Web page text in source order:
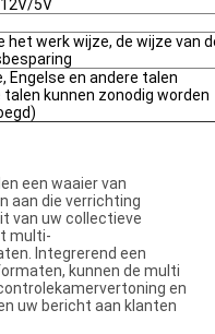
5V
het werk wijze, de wijze van
Engelse en andere talen
talen kunnen zonodig worden
een waaier van
aan die verrichting
van uw collectieve
multi-
Integrerend een
kunnen de multi
en
uw bericht aan klanten